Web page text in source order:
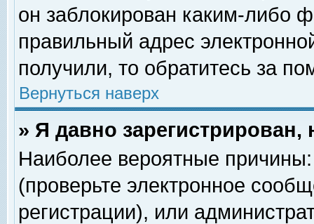
он заблокирован каким-либо
правильный адрес
получили, то обратитесь за
Вернуться наверх
» Я давно
Наиболее вероятные
(проверьте электронное
регистрации), или